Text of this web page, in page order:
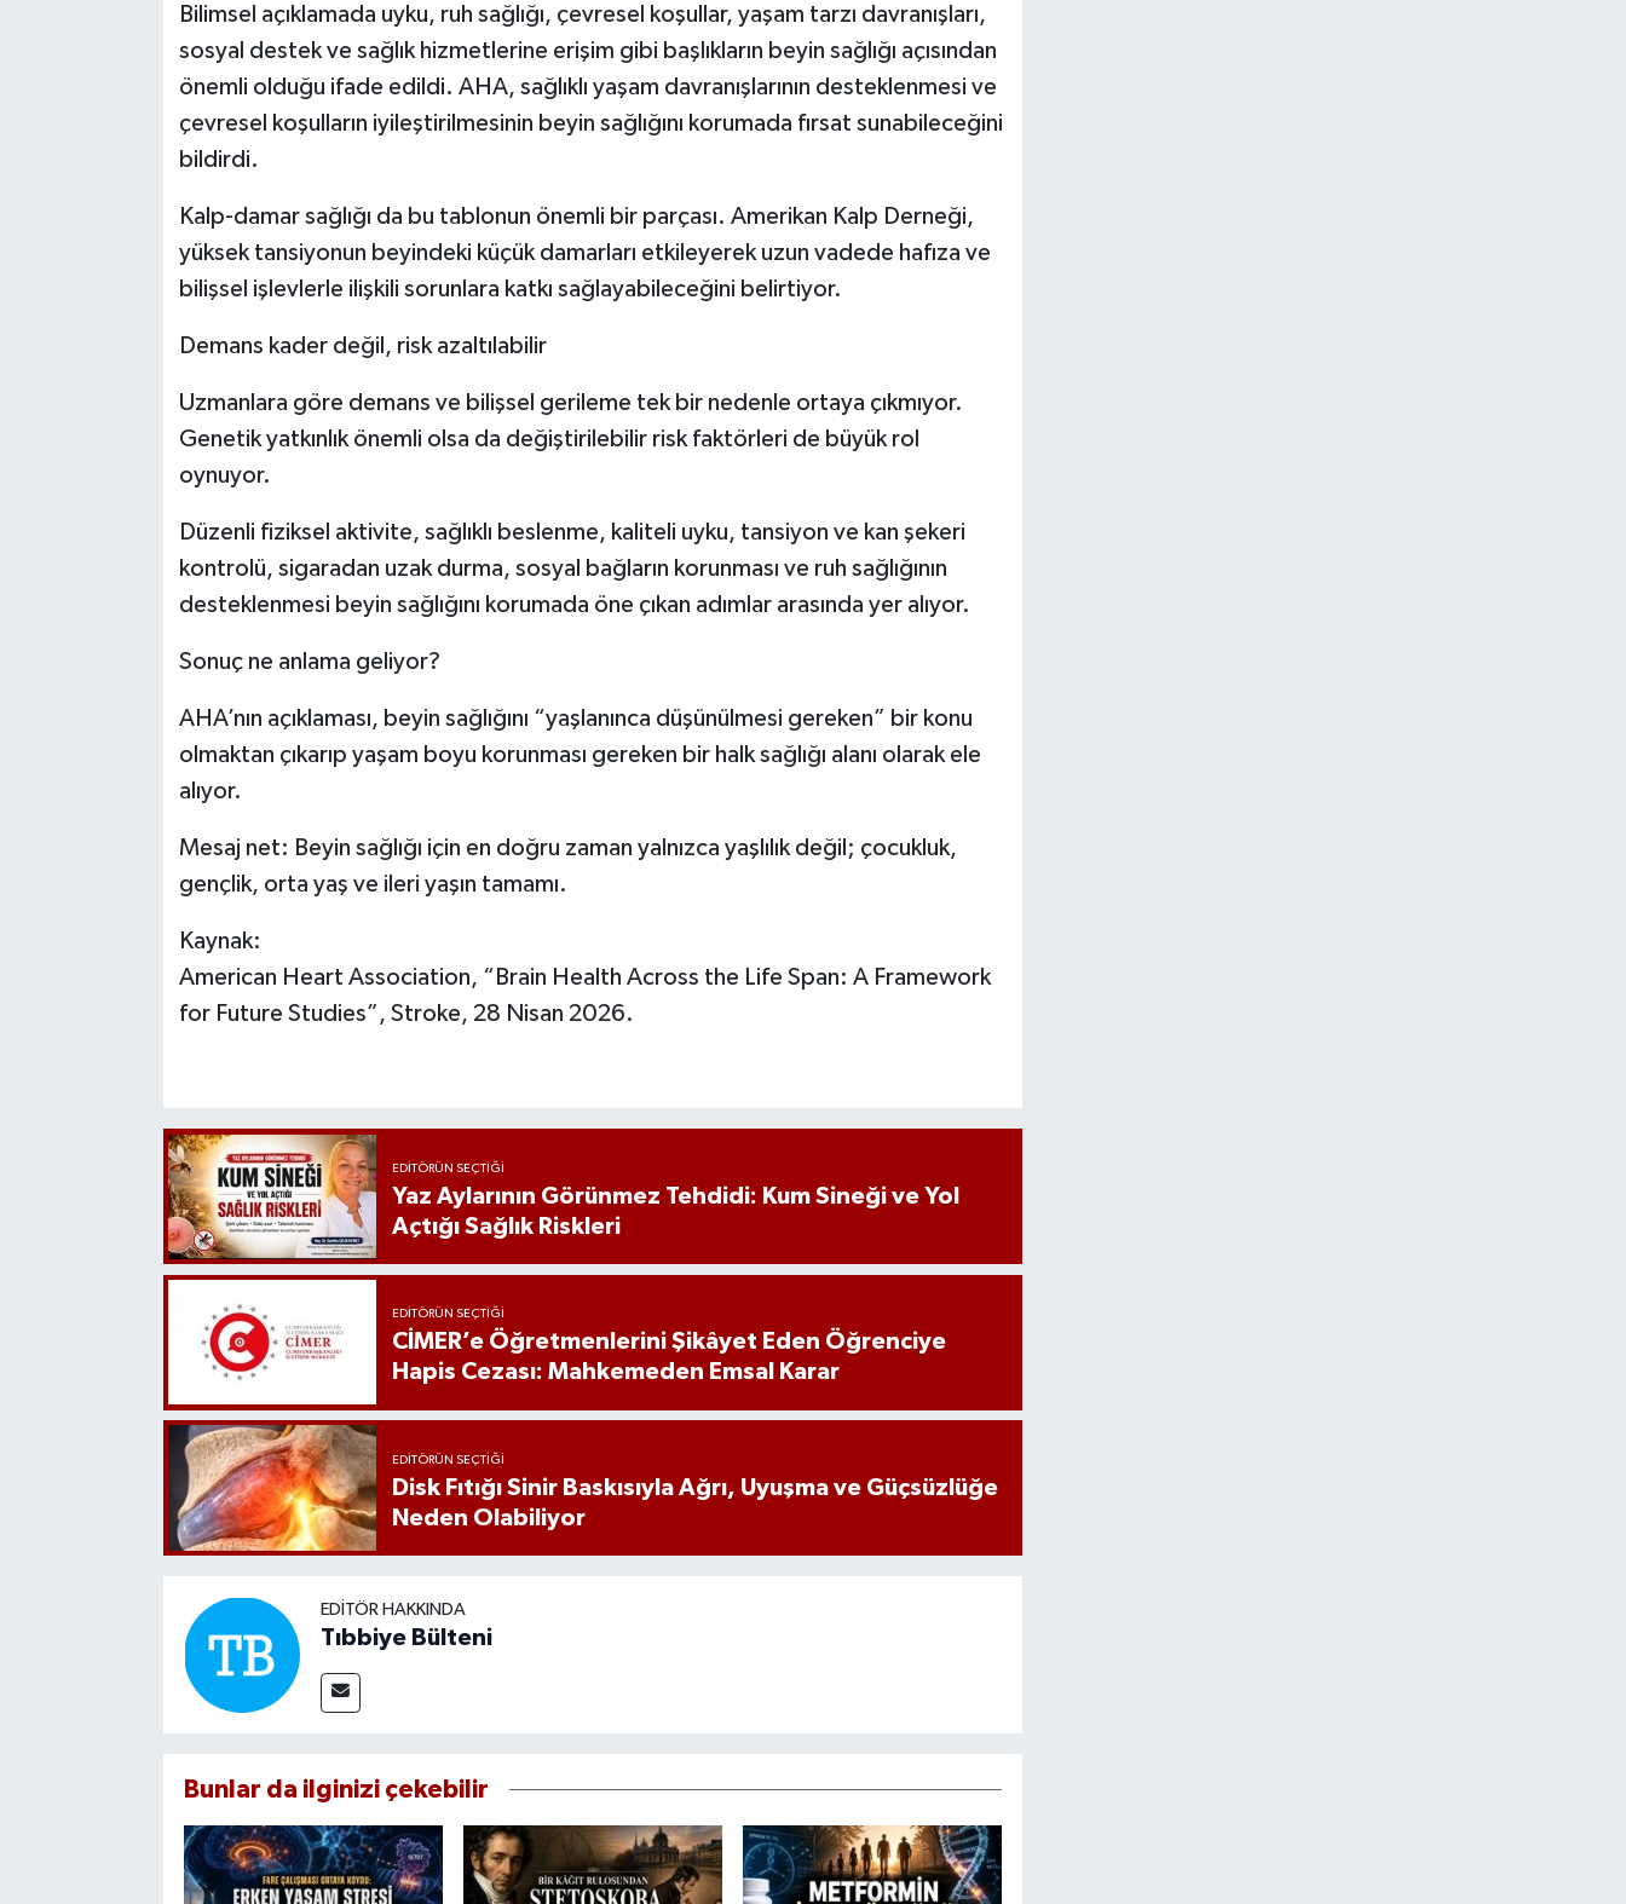
Bilimsel açıklamada uyku, ruh sağlığı, çevresel koşullar, yaşam tarzı davranışları,
sosyal destek ve sağlık hizmetlerine erişim gibi başlıkların beyin sağlığı açısından
önemli olduğu ifade edildi. AHA, sağlıklı yaşam davranışlarının desteklenmesi ve
çevresel koşulların iyileştirilmesinin beyin sağlığını korumada fırsat sunabileceğini
bildirdi.
Kalp-damar sağlığı da bu tablonun önemli bir parçası. Amerikan Kalp Derneği,
yüksek tansiyonun beyindeki küçük damarları etkileyerek uzun vadede hafıza ve
bilişsel işlevlerle ilişkili sorunlara katkı sağlayabileceğini belirtiyor.
Demans kader değil, risk azaltılabilir
Uzmanlara göre demans ve bilişsel gerileme tek bir nedenle ortaya çıkmıyor.
Genetik yatkınlık önemli olsa da değiştirilebilir risk faktörleri de büyük rol
oynuyor.
Düzenli fiziksel aktivite, sağlıklı beslenme, kaliteli uyku, tansiyon ve kan şekeri
kontrolü, sigaradan uzak durma, sosyal bağların korunması ve ruh sağlığının
desteklenmesi beyin sağlığını korumada öne çıkan adımlar arasında yer alıyor.
Sonuç ne anlama geliyor?
AHA’nın açıklaması, beyin sağlığını “yaşlanınca düşünülmesi gereken” bir konu
olmaktan çıkarıp yaşam boyu korunması gereken bir halk sağlığı alanı olarak ele
alıyor.
Mesaj net: Beyin sağlığı için en doğru zaman yalnızca yaşlılık değil; çocukluk,
gençlik, orta yaş ve ileri yaşın tamamı.
Kaynak:
American Heart Association, “Brain Health Across the Life Span: A Framework
for Future Studies”, Stroke, 28 Nisan 2026.
EDITÖRÜN SEÇTIĞI
Yaz Aylarının Görünmez Tehdidi: Kum Sineği ve Yol
Açtığı Sağlık Riskleri
EDITÖRÜN SEÇTIĞI
CİMER’e Öğretmenlerini Şikâyet Eden Öğrenciye
Hapis Cezası: Mahkemeden Emsal Karar
EDITÖRÜN SEÇTIĞI
Disk Fıtığı Sinir Baskısıyla Ağrı, Uyuşma ve Güçsüzlüğe
Neden Olabiliyor
EDITÖR HAKKINDA
Tıbbiye Bülteni
Bunlar da ilginizi çekebilir